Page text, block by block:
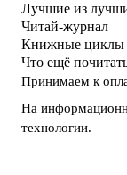
Лучшие из
Читай-журнал
Книжные циклы
Что ещё
Принимаем к
На
технологии.